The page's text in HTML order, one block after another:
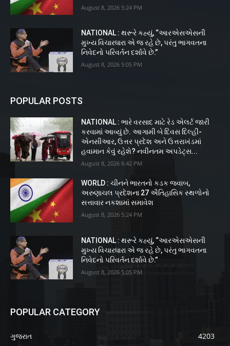
August 8, 2026 5:24 PM
NATIONAL : થરૂરે કહ્યું, “આરએસએસની
મુખ્ય વિચારધારા એ જ રહે છે, પરંતુ ભાગવતના
નિવેદનો પરિવર્તન દર્શાવે છે.”
August 8, 2026 5:05 PM
POPULAR POSTS
NATIONAL : ભારે વરસાદ માટે રેડ એલર્ટ જારી
કરવામાં આવ્યું છે. આગામી બે દિવસ દિલ્હી-
એનસીઆર, ઉત્તર પ્રદેશ અને ઉત્તરાખંડમાં
હવામાન કેવું રહેશે? નવીનતમ અપડેટ્સ...
August 8, 2026 6:42 PM
WORLD : ચીનને ભારતનો કડક જવાબ,
અરુણાચલ પ્રદેશના 27 ઐતિહાસિક સ્થળોનો
સત્તાવાર નકશામાં સમાવેશ
August 8, 2026 5:24 PM
NATIONAL : થરૂરે કહ્યું, “આરએસએસની
મુખ્ય વિચારધારા એ જ રહે છે, પરંતુ ભાગવતના
નિવેદનો પરિવર્તન દર્શાવે છે.”
August 8, 2026 5:05 PM
POPULAR CATEGORY
ગુજરાત
4203